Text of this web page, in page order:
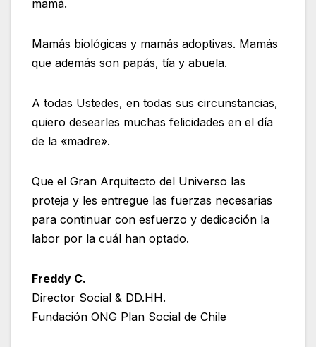
mamá.
Mamás biológicas y mamás adoptivas. Mamás
que además son papás, tía y abuela.
A todas Ustedes, en todas sus circunstancias,
quiero desearles muchas felicidades en el día
de la «madre».
Que el Gran Arquitecto del Universo las
proteja y les entregue las fuerzas necesarias
para continuar con esfuerzo y dedicación la
labor por la cuál han optado.
Freddy C.
Director Social & DD.HH.
Fundación ONG Plan Social de Chile